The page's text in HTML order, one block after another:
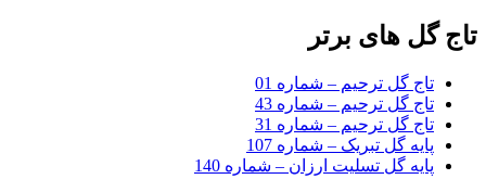
تاج گل های برتر
تاج گل ترحیم – شماره 01
تاج گل ترحیم – شماره 43
تاج گل ترحیم – شماره 31
پایه گل تبریک – شماره 107
پایه گل تسلیت ارزان – شماره 140